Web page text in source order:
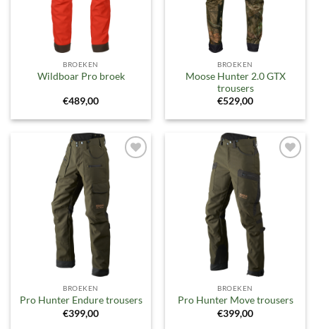
BROEKEN
Wildboar Pro broek
€489,00
BROEKEN
Moose Hunter 2.0 GTX
trousers
€529,00
Toevoegen
verlanglijst
BROEKEN
Pro Hunter Endure trousers
€399,00
verlanglijst
BROEKEN
Pro Hunter Move trousers
€399,00